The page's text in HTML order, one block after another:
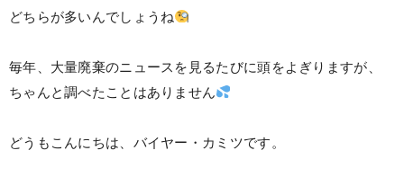
どちらが多いんでしょうね
毎年、大量廃棄のニュースを見るたびに頭をよぎりますが、
ちゃんと調べたことはありません
どうもこんにちは、バイヤー・カミツです。